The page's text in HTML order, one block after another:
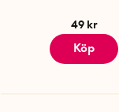
49 kr
Köp